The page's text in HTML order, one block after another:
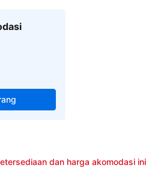
dan harga akomodasi ini